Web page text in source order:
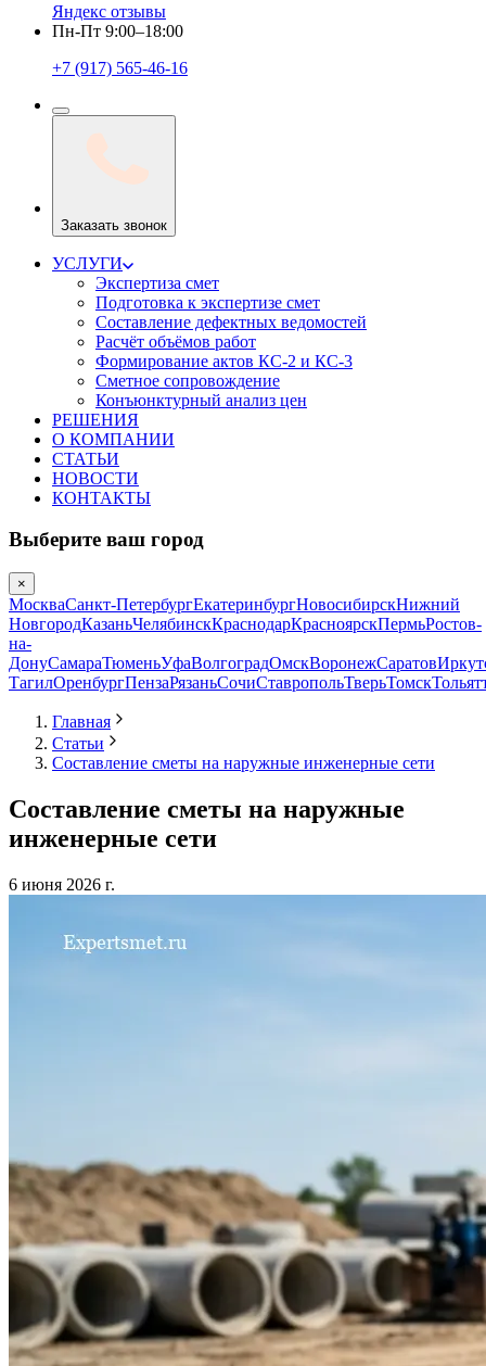
Яндекс отзывы
Пн-Пт 9:00–18:00
+7 (917) 565-46-16
Заказать звонок
УСЛУГИ
Экспертиза смет
Подготовка к экспертизе смет
Составление дефектных ведомостей
Расчёт объёмов работ
Формирование актов КС-2 и КС-3
Сметное сопровождение
Конъюнктурный анализ цен
РЕШЕНИЯ
О КОМПАНИИ
СТАТЬИ
НОВОСТИ
КОНТАКТЫ
Выберите ваш город
×
МоскваСанкт-ПетербургЕкатеринбургНовосибирскНижний
НовгородКазаньЧелябинскКраснодарКрасноярскПермьРостов-
на-
ДонуСамараТюменьУфаВолгоградОмскВоронежСаратов
ТагилОренбургПензаРязаньСочиСтавропольТверьТомск
Главная
Статьи
Составление сметы на наружные инженерные сети
Составление сметы на наружные
инженерные сети
6 июня 2026 г.